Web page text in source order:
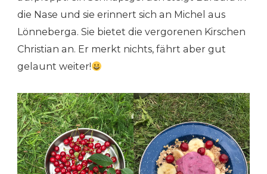
die Nase und sie erinnert sich an Michel aus
Lönneberga. Sie bietet die vergorenen Kirschen
Christian an. Er merkt nichts, fährt aber gut
gelaunt weiter!